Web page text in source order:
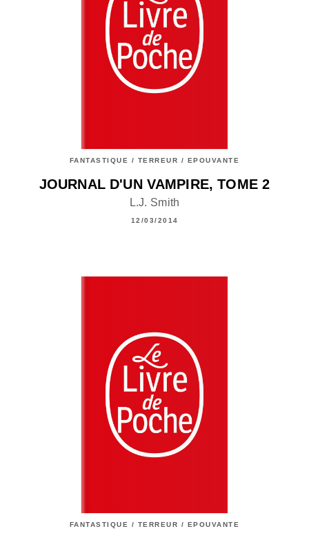
FANTASTIQUE / TERREUR / EPOUVANTE
JOURNAL D'UN VAMPIRE, TOME 2
L.J. Smith
12/03/2014
FANTASTIQUE / TERREUR / EPOUVANTE